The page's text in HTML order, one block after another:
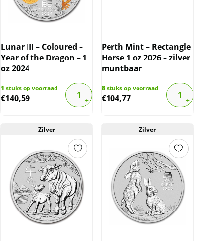
Lunar III – Coloured –
Year of the Dragon – 1
oz 2024
1 stuks op voorraad
€140,59
Perth Mint – Rectangle
Horse 1 oz 2026 – zilver
muntbaar
8stuks op voorraad
€104,77
Zilver Zilver